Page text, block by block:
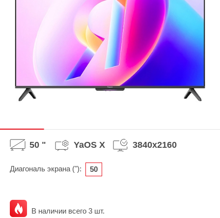
50 " YaOS X 3840x2160
Диагональ экрана ("): 50
В наличии всего 3 шт.